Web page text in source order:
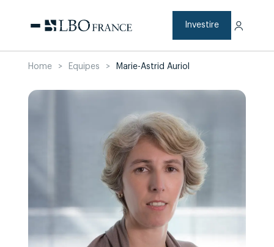
content
Investire
Home > Equipes > Marie-Astrid Auriol